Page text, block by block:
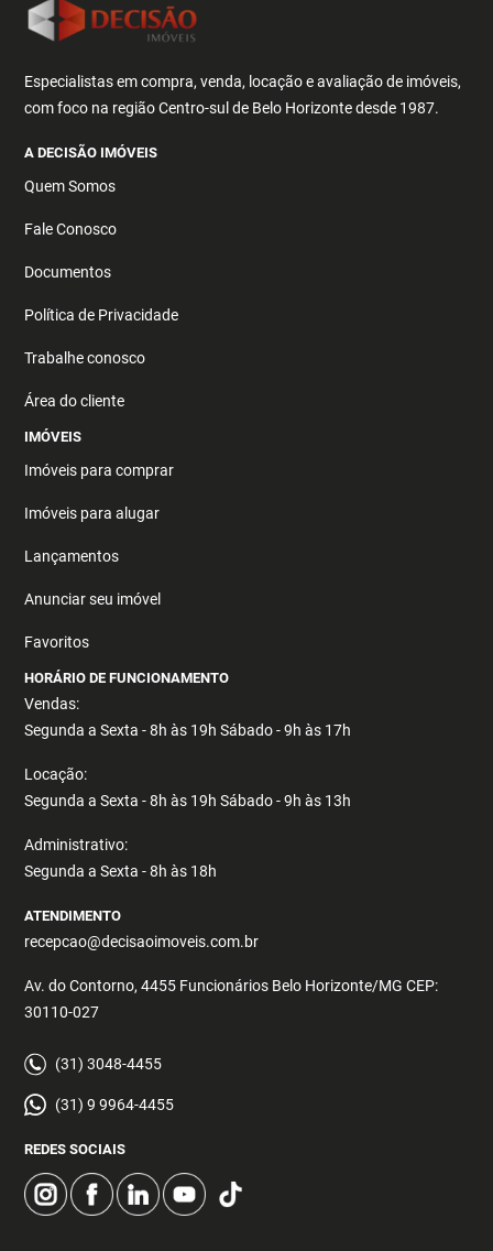
Especialistas em compra, venda, locação e avaliação de imóveis,
com foco na região Centro-sul de Belo Horizonte desde 1987.
A DECISÃO IMÓVEIS
Quem Somos
Fale Conosco
Documentos
Política de Privacidade
Trabalhe conosco
Área do cliente
IMÓVEIS
Imóveis para comprar
Imóveis para alugar
Lançamentos
Anunciar seu imóvel
Favoritos
HORÁRIO DE FUNCIONAMENTO
Vendas:
Segunda a Sexta - 8h às 19h Sábado - 9h às 17h
Locação:
Segunda a Sexta - 8h às 19h Sábado - 9h às 13h
Administrativo:
Segunda a Sexta - 8h às 18h
ATENDIMENTO
recepcao@decisaoimoveis.com.br
Av. do Contorno, 4455 Funcionários Belo Horizonte/MG CEP:
30110-027
(31) 3048-4455
(31) 9 9964-4455
REDES SOCIAIS